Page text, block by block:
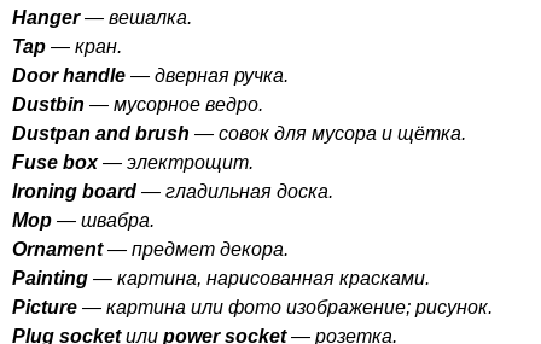
Hanger— вешалка.
Tap — кран.
Door handle — дверная ручка.
Dustbin — мусорное ведро.
Dustpan and brush — совок для мусора и щётка.
Fuse box— электрощит.
Ironing board — гладильная доска.
Mop — швабра.
Ornament— предмет декора.
Painting — картина, нарисованная красками.
Picture — картина или фото изображение; рисунок.
Plug socketили power socket— розетка.